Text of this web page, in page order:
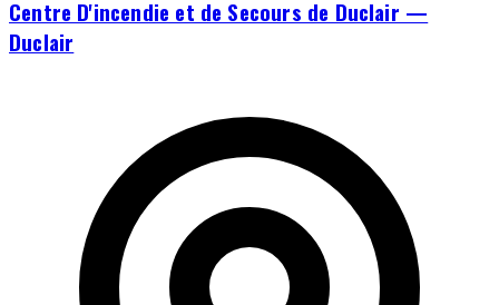
Centre D'incendie et de Secours de Duclair —
Duclair